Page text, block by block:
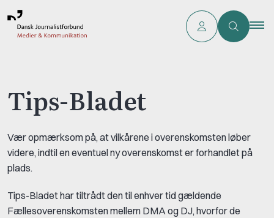
Tips-Bladet
Vær opmærksom på, at vilkårene i overenskomsten løber
videre, indtil en eventuel ny overenskomst er forhandlet på
plads.
Tips-Bladet har tiltrådt den til enhver tid gældende
Fællesoverenskomsten mellem DMA og DJ, hvorfor de